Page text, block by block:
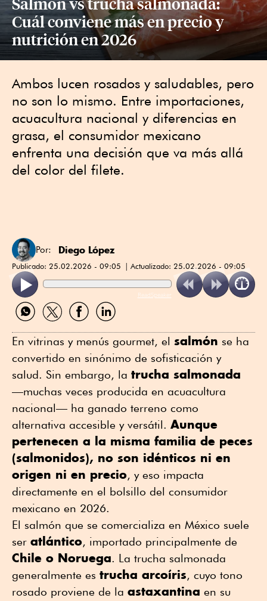
Cuál conviene más en precio y
nutrición en 2026
Ambos lucen rosados y saludables, pero
no son lo mismo. Entre importaciones,
acuacultura nacional y diferencias en
grasa, el consumidor mexicano
enfrenta una decisión que va más allá
del color del filete.
Por: Diego López
Publicado: 25.02.2026 - 09:05 Actualizado: 25.02.2026 - 09:05
ReadSpeaker
Compartir
por
Compartir
por
Compartir
por
Compartir
por
En vitrinas y menús gourmet, el salmón se ha
convertido en sinónimo de sofisticación y
salud. Sin embargo, la trucha salmonada
—muchas veces producida en acuacultura
nacional— ha ganado terreno como
alternativa accesible y versátil. Aunque
pertenecen a la misma familia de peces
(salmonidos), no son idénticos ni en
origen ni en precio, y eso impacta
directamente en el bolsillo del consumidor
mexicano en 2026.
El salmón que se comercializa en México suele
ser atlántico, importado principalmente de
Chile o Noruega. La trucha salmonada
generalmente es trucha arcoíris, cuyo tono
rosado proviene de la astaxantina en su